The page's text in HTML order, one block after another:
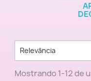
Relevância
Mostrando 1-12 de